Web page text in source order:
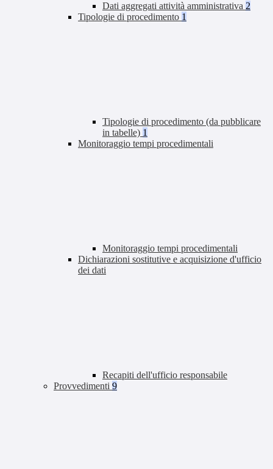
Dati aggregati attività amministrativa 2
Tipologie di procedimento 1
Tipologie di procedimento (da pubblicare
in tabelle) 1
Monitoraggio tempi procedimentali
Monitoraggio tempi procedimentali
Dichiarazioni sostitutive e acquisizione d'ufficio
dei dati
Recapiti dell'ufficio responsabile
Provvedimenti 9